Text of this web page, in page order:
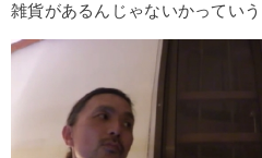
雑貨があるんじゃないかってい